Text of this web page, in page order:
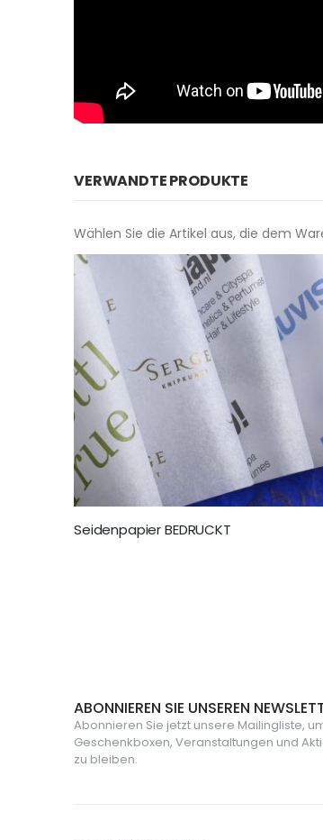
VERWANDTE PRODUKTE
Wählen Sie die Artikel aus, die dem
Seidenpapier BEDRUCKT
ABONNIEREN SIE UNSEREN
Abonnieren Sie jetzt unsere Mailingliste,
Geschenkboxen, Veranstaltungen und
zu bleiben.